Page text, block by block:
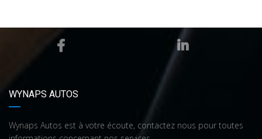
WYNAPS AUTOS
Wynaps Autos est à votre écoute, contactez nous pour toutes